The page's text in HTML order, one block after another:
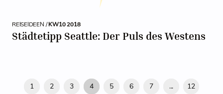
REISEIDEEN /KW10 2018
Städtetipp Seattle: Der Puls des Westens
1 2 3 4 5 6 7 ... 12